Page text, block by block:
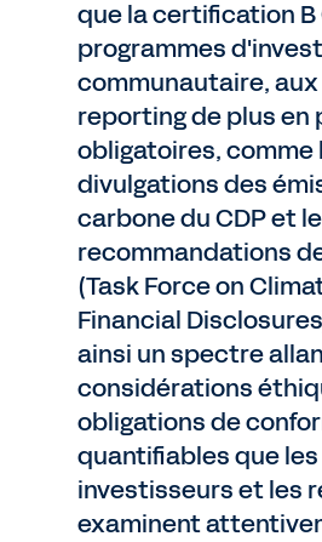
que la certification B
programmes
communautaire,
reporting de plus en
obligatoires, comme
divulgations des
carbone du CDP et
recommandations
(Task Force on
Financial
ainsi un spectre
considérations
obligations de
quantifiables que les
investisseurs et les
examinent